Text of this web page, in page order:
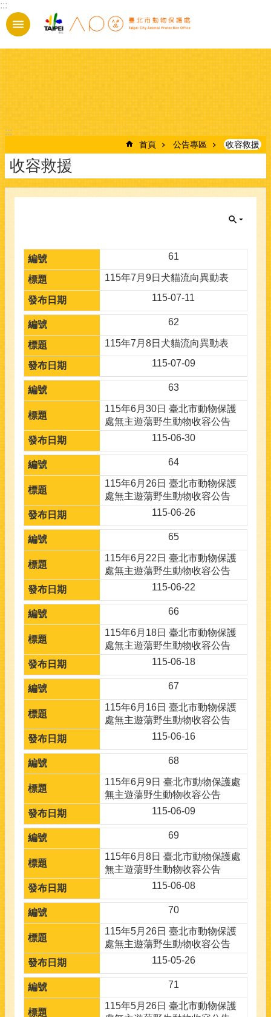
跳到主要內容區塊
:::
:::
首頁 公告專區 收容救援
收容救援
61
115年7月9日犬貓流向異動表
115-07-11
62
115年7月8日犬貓流向異動表
115-07-09
63
115年6月30日 臺北市動物保護
處無主遊蕩野生動物收容公告
115-06-30
64
115年6月26日 臺北市動物保護
處無主遊蕩野生動物收容公告
115-06-26
65
115年6月22日 臺北市動物保護
處無主遊蕩野生動物收容公告
115-06-22
66
115年6月18日 臺北市動物保護
處無主遊蕩野生動物收容公告
115-06-18
67
115年6月16日 臺北市動物保護
處無主遊蕩野生動物收容公告
115-06-16
68
115年6月9日 臺北市動物保護處
無主遊蕩野生動物收容公告
115-06-09
69
115年6月8日 臺北市動物保護處
無主遊蕩野生動物收容公告
115-06-08
70
115年5月26日 臺北市動物保護
處無主遊蕩野生動物收容公告
115-05-26
71
115年5月26日 臺北市動物保護